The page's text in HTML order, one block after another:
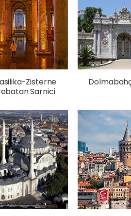
Zisterne
Sarnici